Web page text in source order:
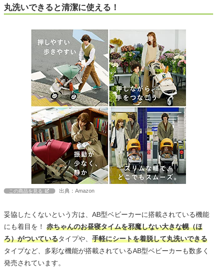
丸洗いできると清潔に使える！
この商品を見る 出典：Amazon
妥協したくないという方は、AB型ベビーカーに搭載されている機能
にも着目を！ 赤ちゃんのお昼寝タイムを邪魔しない大きな幌（ほ
ろ）がついているタイプや、 手軽にシートを着脱して丸洗いできる
タイプなど、多彩な機能が搭載されているAB型ベビーカーも数多く
発売されています。